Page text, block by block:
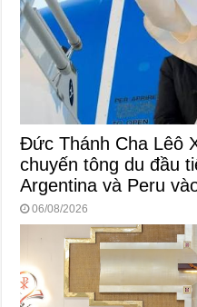
Đức Thánh Cha Lêô
chuyến tông du đầu
Argentina và Peru
06/08/2026